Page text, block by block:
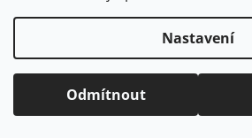
Nastavení
Odmítnout
(včetně
Vnitřní objem:
Základové